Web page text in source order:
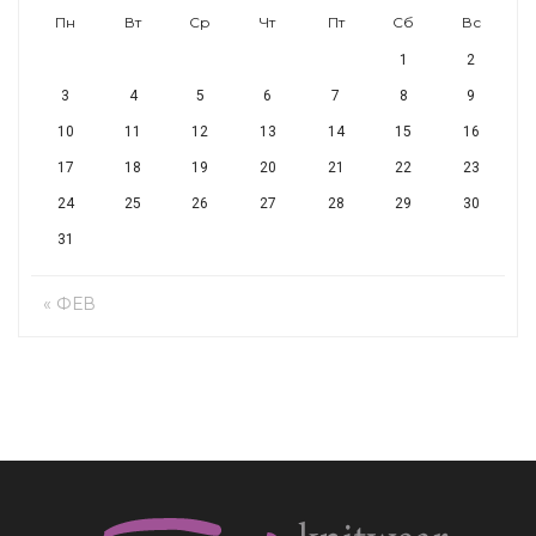
Пн Вт Ср Чт Пт Сб Вс
« ФЕВ
1 2
3 4 5 6 7 8 9
10 11 12 13 14 15 16
17 18 19 20 21 22 23
24 25 26 27 28 29 30
31